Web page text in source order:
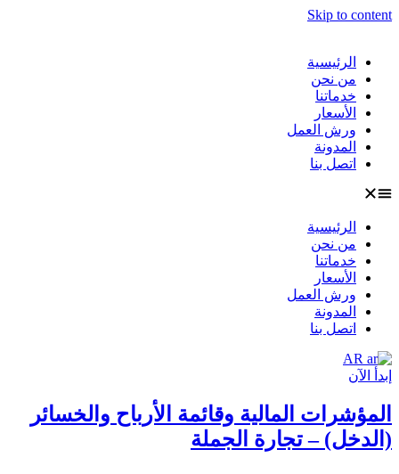
Skip to content
الرئيسية
من نحن
خدماتنا
الأسعار
ورش العمل
المدونة
اتصل بنا
الرئيسية
من نحن
خدماتنا
الأسعار
ورش العمل
المدونة
اتصل بنا
AR
إبدأ الآن
المؤشرات المالية وقائمة الأرباح والخسائر
(الدخل) – تجارة الجملة